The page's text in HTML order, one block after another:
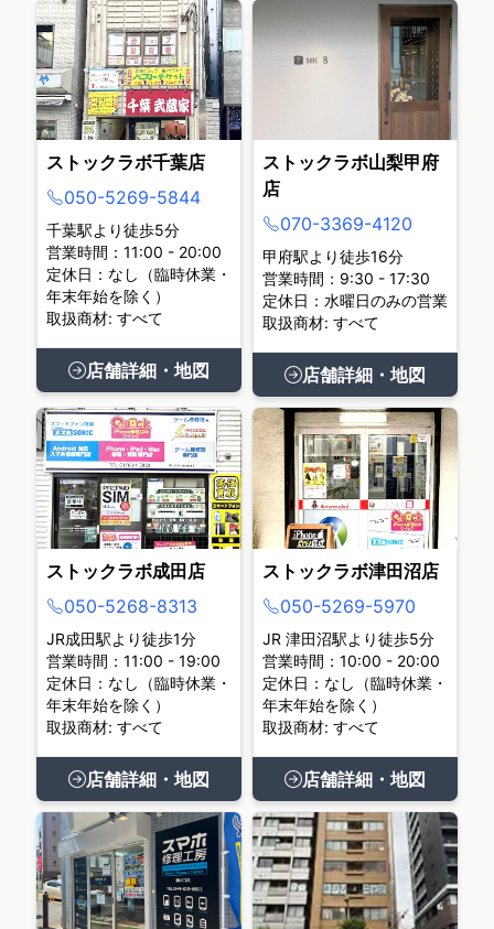
ストックラボ千葉店
050-5269-5844
千葉駅より徒歩5分
営業時間：11:00 - 20:00
定休日：なし（臨時休業・
年末年始を除く）
取扱商材: すべて
店舗詳細・地図
ストックラボ山梨甲府
店
070-3369-4120
甲府駅より徒歩16分
営業時間：9:30 - 17:30
定休日：水曜日のみの営業
取扱商材: すべて
店舗詳細・地図
ストックラボ成田店
050-5268-8313
JR成田駅より徒歩1分
営業時間：11:00 - 19:00
定休日：なし（臨時休業・
年末年始を除く）
取扱商材: すべて
店舗詳細・地図
ストックラボ津田沼店
050-5269-5970
JR 津田沼駅より徒歩5分
営業時間：10:00 - 20:00
定休日：なし（臨時休業・
年末年始を除く）
取扱商材: すべて
店舗詳細・地図